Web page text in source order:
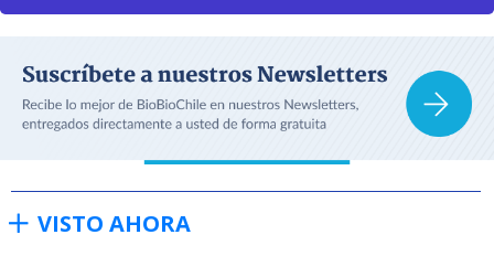
VISTO AHORA